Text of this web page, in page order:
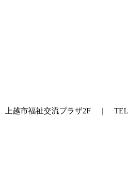
越市福祉交流プラザ2F ｜ TEL